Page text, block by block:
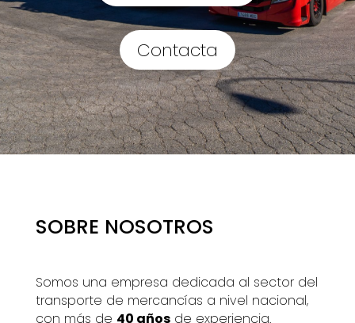
Contacta
SOBRE NOSOTROS
Somos una empresa dedicada al sector del
transporte de mercancías a nivel nacional,
con más de 40 añosde experiencia.